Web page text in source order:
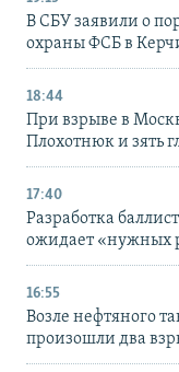
В СБУ заявили о
охраны ФСБ в
18:44
При взрыве в
Плохотнюк и зять
17:40
Разработка
ожидает «нужных
16:55
Возле нефтяного
произошли два